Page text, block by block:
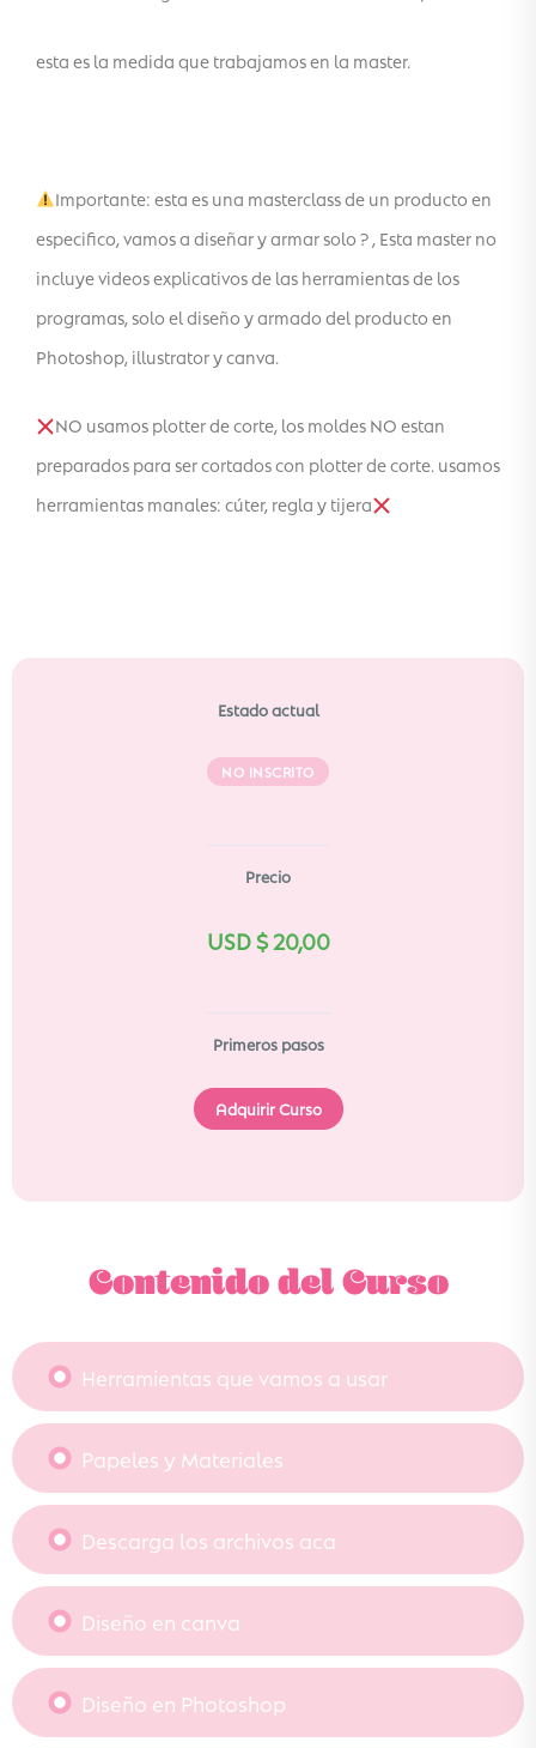
esta es la medida que trabajamos en la master.
Importante: esta es una masterclass de un producto en
especifico, vamos a diseñar y armar solo ? , Esta master no
incluye videos explicativos de las herramientas de los
programas, solo el diseño y armado del producto en
Photoshop, illustrator y canva.
NO usamos plotter de corte, los moldes NO estan
preparados para ser cortados con plotter de corte. usamos
herramientas manales: cúter, regla y tijera
Estado actual
NO INSCRITO
Precio
USD $20,00
Primeros pasos
Adquirir Curso
Contenido del Curso
Herramientas que vamos a usar
Papeles y Materiales
Descarga los archivos aca
Diseño en canva
Diseño en Photoshop